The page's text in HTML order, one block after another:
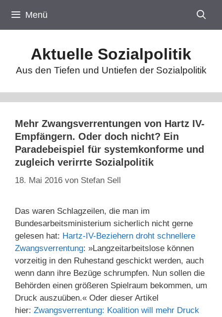
Inhalt
springen
Menü
Aktuelle Sozialpolitik
Aus den Tiefen und Untiefen der Sozialpolitik
Mehr Zwangsverrentungen von Hartz IV-
Empfängern. Oder doch nicht? Ein
Paradebeispiel für systemkonforme und
zugleich verirrte Sozialpolitik
18. Mai 2016 von Stefan Sell
Das waren Schlagzeilen, die man im
Bundesarbeitsministerium sicherlich nicht gerne
gelesen hat: Hartz-IV-Beziehern droht schnellere
Zwangsverrentung: »Langzeitarbeitslose können
vorzeitig in den Ruhestand geschickt werden, auch
wenn dann ihre Bezüge schrumpfen. Nun sollen die
Behörden einen größeren Spielraum bekommen, um
Druck auszuüben.« Oder dieser Artikel
hier: Zwangsverrentung: Koalition will mehr Druck